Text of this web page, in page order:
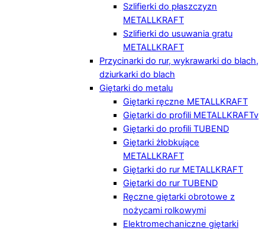
Szlifierki do płaszczyzn
METALLKRAFT
Szlifierki do usuwania gratu
METALLKRAFT
Przycinarki do rur, wykrawarki do blach,
dziurkarki do blach
Giętarki do metalu
Giętarki ręczne METALLKRAFT
Giętarki do profili METALLKRAFTv
Giętarki do profili TUBEND
Giętarki żłobkujące
METALLKRAFT
Giętarki do rur METALLKRAFT
Giętarki do rur TUBEND
Ręczne giętarki obrotowe z
nożycami rolkowymi
Elektromechaniczne giętarki